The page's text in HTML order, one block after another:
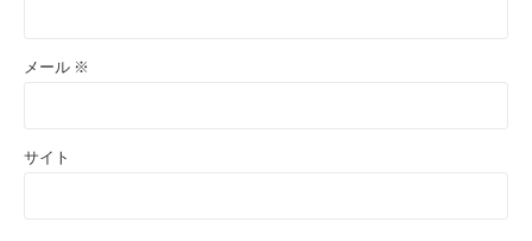
メール ※
サイト